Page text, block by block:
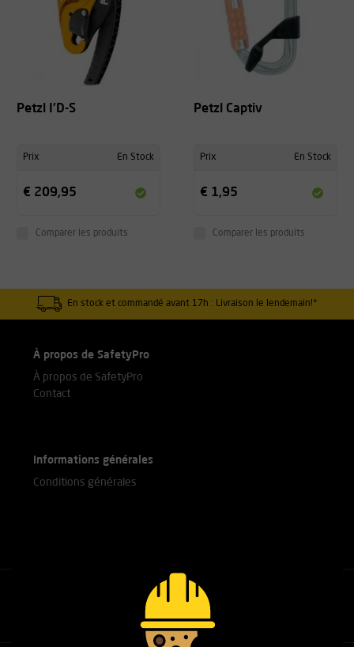
Petzl I'D-S
Prix En Stock
€ 209,95
Comparer les produits
Petzl Captiv
Prix En Stock
€ 1,95
Comparer les produits
En stock et commandé avant 17h : Livraison le lendemain!*
À propos de SafetyPro
À propos de SafetyPro
Contact
Informations générales
Conditions générales
Appelez nos experts
+31(0)76 751 25 18